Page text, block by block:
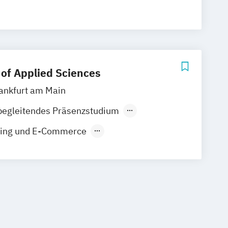
Applied Sciences
am Main
Präsenzstudium
Fernstudium
und E-Commerce
Medien- und Kreativwirtschaft
Digitales Marketing (DE/EN)